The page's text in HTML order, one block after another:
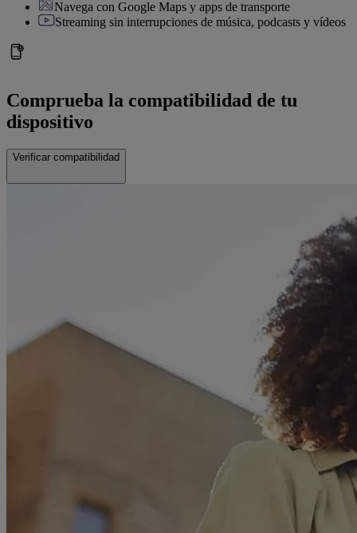
Navega con Google Maps y apps de transporte
Streaming sin interrupciones de música, podcasts y vídeos
Comprueba la compatibilidad de tu
dispositivo
Verificar compatibilidad